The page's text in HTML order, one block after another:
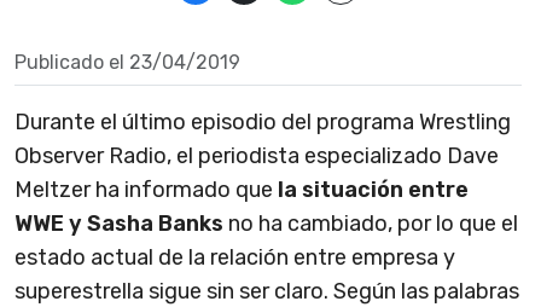
Publicado el 23/04/2019
Durante el último episodio del programa Wrestling
Observer Radio, el periodista especializado Dave
Meltzer ha informado que la situación entre
WWE y Sasha Banks no ha cambiado, por lo que el
estado actual de la relación entre empresa y
superestrella sigue sin ser claro. Según las palabras